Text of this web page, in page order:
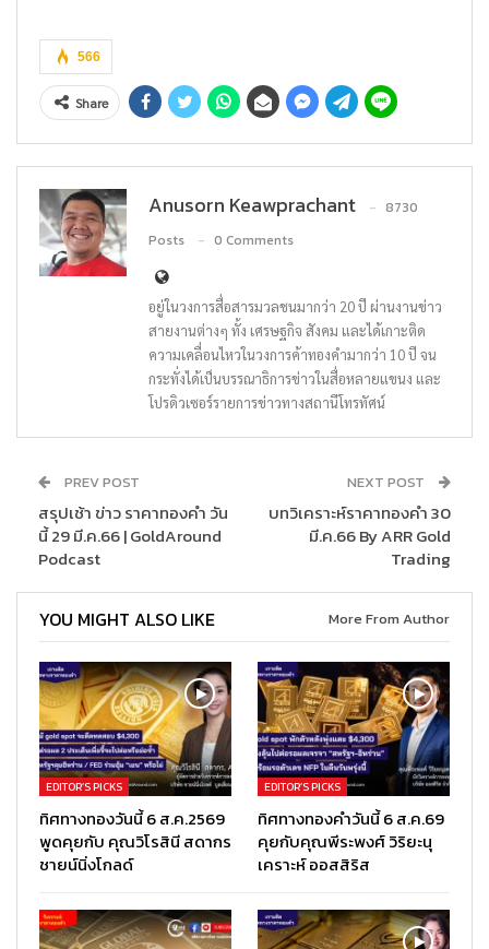
566
Share
Anusorn Keawprachant
8730
Posts
0 Comments
อยู่ในวงการสื่อสารมวลชนมากว่า 20 ปี ผ่านงานข่าว
สายงานต่างๆ ทั้ง เศรษฐกิจ สังคม และได้เกาะติด
ความเคลื่อนไหวในวงการค้าทองคำมากว่า 10 ปี จน
กระทั่งได้เป็นบรรณาธิการข่าวในสื่อหลายแขนง และ
โปรดิวเซอร์รายการข่าวทางสถานีโทรทัศน์
PREV POST
สรุปเช้า ข่าว ราคาทองคำ วัน
นี้ 29 มี.ค.66 | GoldAround
Podcast
NEXT POST
บทวิเคราะห์ราคาทองคำ 30
มี.ค.66 By ARR Gold
Trading
YOU MIGHT ALSO LIKE More From Author
EDITOR’S PICKS
ทิศทางทองวันนี้ 6 ส.ค.2569
พูดคุยกับ คุณวิโรสินี สดากร
ชายน์นิ่งโกลด์
EDITOR’S PICKS
ทิศทางทองคำวันนี้ 6 ส.ค.69
คุยกับคุณพีระพงศ์ วิริยะนุ
เคราะห์ ออสสิริส